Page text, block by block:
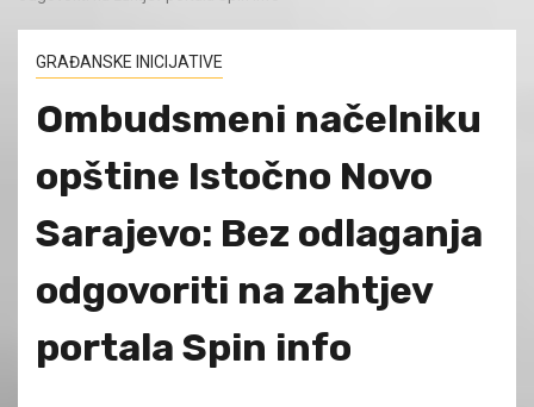
GRAĐANSKE INICIJATIVE
Ombudsmeni načelniku
opštine Istočno Novo
Sarajevo: Bez odlaganja
odgovoriti na zahtjev
portala Spin info